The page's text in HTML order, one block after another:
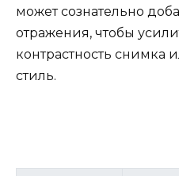
может сознательно
отражения, чтобы
контрастность снимка
стиль.